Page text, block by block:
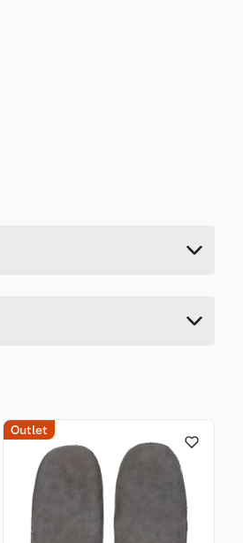
Outlet